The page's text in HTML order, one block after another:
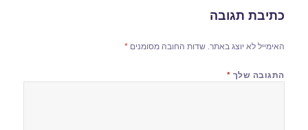
כתיבת תגובה
האימייל לא יוצג באתר. שדות החובה מסומנים*
התגובה שלך *